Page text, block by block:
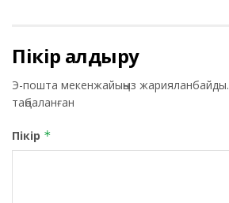
Пікір қалдыру
Э-пошта мекенжайыңыз жарияланбайды.
таңбаланған
Пікір *